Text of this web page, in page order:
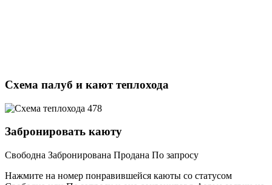
Схема палуб и кают теплохода
Забронировать каюту
Свободна Забронирована Продана По запросу
Нажмите на номер понравившейся каюты со статусом